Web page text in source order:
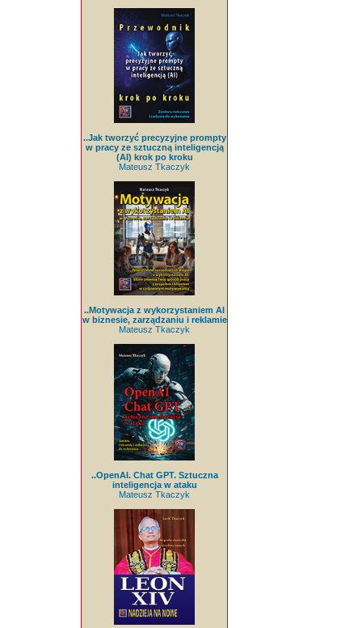
..Jak tworzyć precyzyjne prompty
w pracy ze sztuczną inteligencją
(AI) krok po kroku
Mateusz Tkaczyk
..Motywacja z wykorzystaniem AI
w biznesie, zarządzaniu i reklamie
Mateusz Tkaczyk
..OpenAI. Chat GPT. Sztuczna
inteligencja w ataku
Mateusz Tkaczyk